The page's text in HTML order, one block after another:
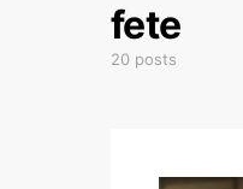
fete
20 posts